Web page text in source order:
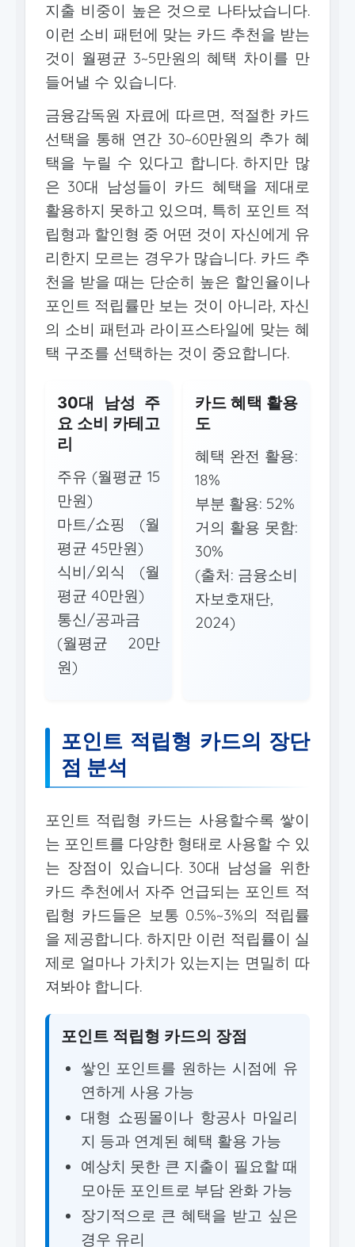
지출 비중이 높은 것으로 나타났습니다.
이런 소비 패턴에 맞는 카드 추천을 받는
것이 월평균 3~5만원의 혜택 차이를 만
들어낼 수 있습니다.
금융감독원 자료에 따르면, 적절한 카드
선택을 통해 연간 30~60만원의 추가 혜
택을 누릴 수 있다고 합니다. 하지만 많
은 30대 남성들이 카드 혜택을 제대로
활용하지 못하고 있으며, 특히 포인트 적
립형과 할인형 중 어떤 것이 자신에게 유
리한지 모르는 경우가 많습니다. 카드 추
천을 받을 때는 단순히 높은 할인율이나
포인트 적립률만 보는 것이 아니라, 자신
의 소비 패턴과 라이프스타일에 맞는 혜
택 구조를 선택하는 것이 중요합니다.
30대 남성 주
요 소비 카테고
리
주유 (월평균 15
만원)
마트/쇼핑 (월
평균 45만원)
식비/외식 (월
평균 40만원)
통신/공과금
(월평균 20만
원)
카드 혜택 활용
도
혜택 완전 활용:
18%
부분 활용: 52%
거의 활용 못함:
30%
(출처: 금융소비
자보호재단,
2024)
포인트 적립형 카드의 장단
점 분석
포인트 적립형 카드는 사용할수록 쌓이
는 포인트를 다양한 형태로 사용할 수 있
는 장점이 있습니다. 30대 남성을 위한
카드 추천에서 자주 언급되는 포인트 적
립형 카드들은 보통 0.5%~3%의 적립률
을 제공합니다. 하지만 이런 적립률이 실
제로 얼마나 가치가 있는지는 면밀히 따
져봐야 합니다.
포인트 적립형 카드의 장점
쌓인 포인트를 원하는 시점에 유
연하게 사용 가능
대형 쇼핑몰이나 항공사 마일리
지 등과 연계된 혜택 활용 가능
예상치 못한 큰 지출이 필요할 때
모아둔 포인트로 부담 완화 가능
장기적으로 큰 혜택을 받고 싶은
경우 유리